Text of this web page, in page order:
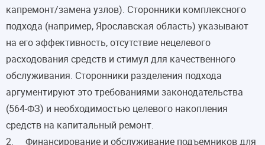
капремонт/замена узлов). Сторонники комплексного
подхода (например, Ярославская область) указывают
на его эффективность, отсутствие нецелевого
расходования средств и стимул для качественного
обслуживания. Сторонники разделения подхода
аргументируют это требованиями законодательства
(564-ФЗ) и необходимостью целевого накопления
средств на капитальный ремонт.
2. Финансирование и обслуживание подъемников для